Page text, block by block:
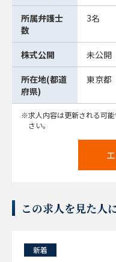
所属弁護士
数
3名
株式公開 未公開
所在地(都道
府県)
東京都
求人内容は更新される可
さい。
この求人を見た人
新着